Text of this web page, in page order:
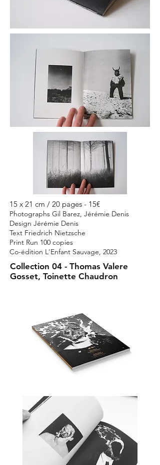
15 x 21 cm / 20 pages - 15€
Photographs Gil Barez, Jérémie Denis
Design Jérémie Denis
Text Friedrich Nietzsche
Print Run 100 copies
Co-édition L'Enfant Sauvage, 2023
Collection 04 - Thomas Valere
Gosset, Toinette Chaudron